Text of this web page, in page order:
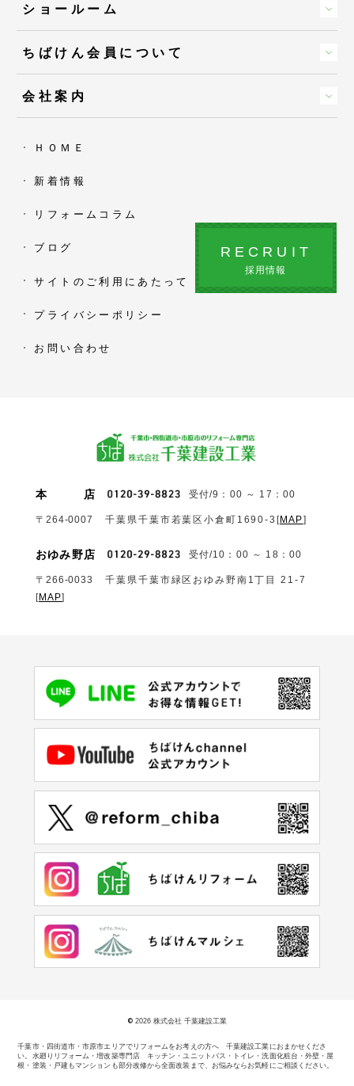
ショールーム
ちばけん会員について
会社案内
ＨＯＭＥ
新着情報
リフォームコラム
ブログ
サイトのご利用にあたって
プライバシーポリシー
お問い合わせ
RECRUIT
採用情報
本 店 受付/9：00 ～ 17：00
〒264-0007 千葉県千葉市若葉区小倉町1690‐3 [MAP]
おゆみ野店 受付/10：00 ～ 18：00
〒266-0033
千葉県千葉市緑区おゆみ野南1丁目 21-7
[MAP]
千葉市・四街道市・市原市エリアでリフォームをお考えの方へ 千葉建設工業におまかせくださ
い。 水廻りリフォーム・増改築専門店 キッチン・ユニットバス・トイレ・洗面化粧台・外壁・屋
根・塗装・戸建もマンションも部分改修から全面改装まで、お悩みならお気軽にご相談ください。
© 2026 株式会社 千葉建設工業